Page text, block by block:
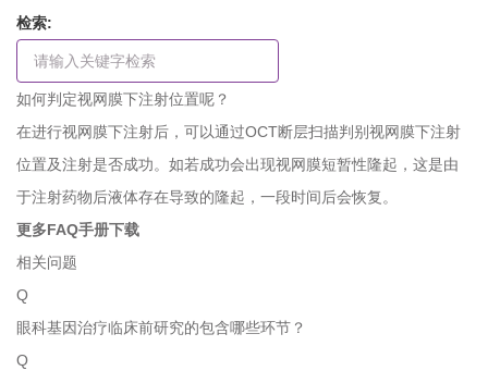
检索:
如何判定视网膜下注射位置呢？
在进行视网膜下注射后，可以通过OCT断层扫描判别视网膜下注射
位置及注射是否成功。如若成功会出现视网膜短暂性隆起，这是由
于注射药物后液体存在导致的隆起，一段时间后会恢复。
更多FAQ手册下载
相关问题
Q
眼科基因治疗临床前研究的包含哪些环节？
Q